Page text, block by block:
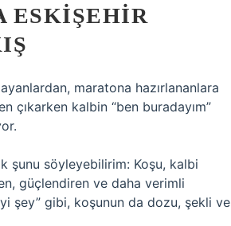
ESKIŞEHIR
maratona hazırlananlara
çıkarken kalbin “ben buradayım”
şunu söyleyebilirim: Koşu, kalbi
güçlendiren ve daha verimli
şey” gibi, koşunun da dozu, şekli ve